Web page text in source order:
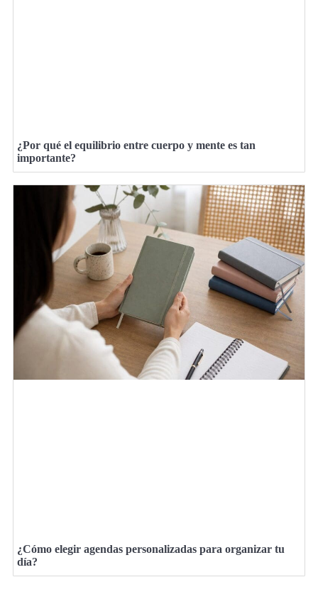
¿Por qué el equilibrio entre cuerpo y mente es tan
importante?
¿Cómo elegir agendas personalizadas para organizar tu
día?